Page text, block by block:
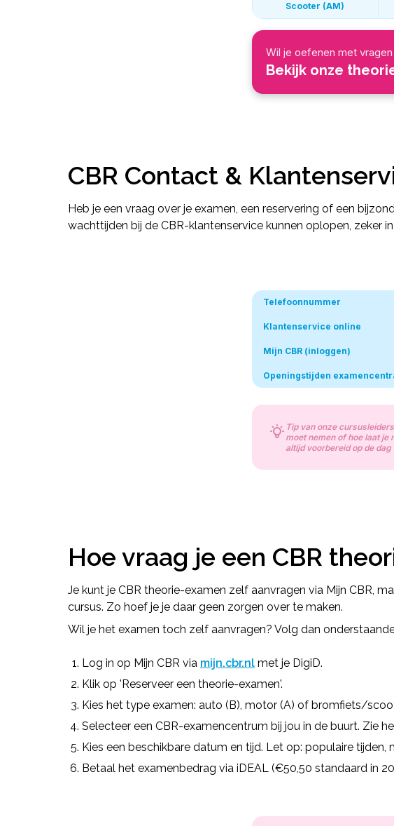
Scooter (AM)
Wil je oefenen met
Bekijk onze
CBR Contact &
Heb je een vraag over je examen, een reservering of een
wachttijden bij de CBR-klantenservice kunnen oplopen, zeker
Telefoonnummer
Klantenservice online
Mijn CBR (inloggen)
Openingstijden
Tip van onze
moet nemen of hoe laat je
altijd voorbereid op de
Hoe vraag je een CBR
Je kunt je CBR theorie-examen zelf aanvragen via Mijn CBR,
cursus. Zo hoef je je daar geen zorgen over te maken.
Wil je het examen toch zelf aanvragen? Volg dan
Log in op Mijn CBR via mijn.cbr.nl met je DigiD.
Klik op 'Reserveer een theorie-examen'.
Kies het type examen: auto (B), motor (A) of bromfiets/
Selecteer een CBR-examencentrum bij jou in de buurt. Zie
Kies een beschikbare datum en tijd. Let op: populaire
Betaal het examenbedrag via iDEAL (€50,50 standaard in